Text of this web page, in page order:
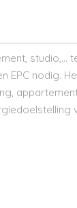
studio,…
EPC nodig.